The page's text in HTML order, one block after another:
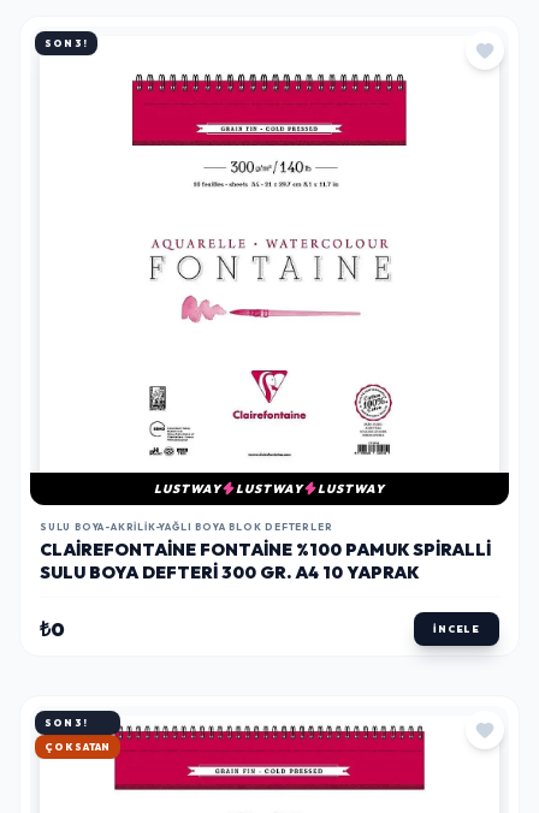
SON 3!
LUSTWAY LUSTWAY LUSTWAY
SULU BOYA-AKRILIK-YAĞLI BOYA BLOK DEFTERLER
CLAIREFONTAINE FONTAINE %100 PAMUK SPIRALLI
SULU BOYA DEFTERI 300 GR. A4 10 YAPRAK
₺0 İNCELE
SON 3!
HIZLI KARGO